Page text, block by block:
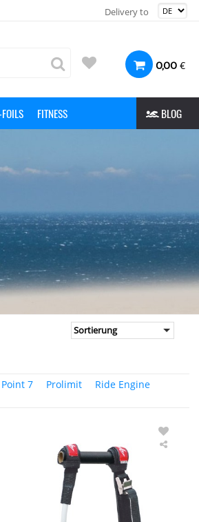
Delivery to
0,00 €
FITNESS BLOG
Point 7 Prolimit
Ride Engine